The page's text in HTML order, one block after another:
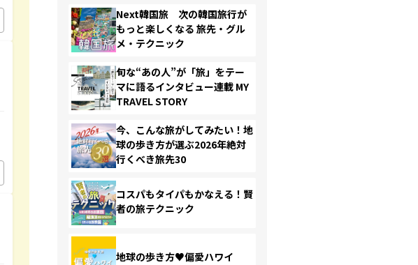
Next韓国旅 次の韓国旅行が
もっと楽しくなる 旅先・グル
メ・テクニック
旬な“あの人”が「旅」をテー
マに語るインタビュー連載 MY
TRAVEL STORY
今、こんな旅がしてみたい！地
球の歩き方が選ぶ2026年絶対
行くべき旅先30
コスパもタイパもかなえる！賢
者の旅テクニック
地球の歩き方♥偏愛ハワイ